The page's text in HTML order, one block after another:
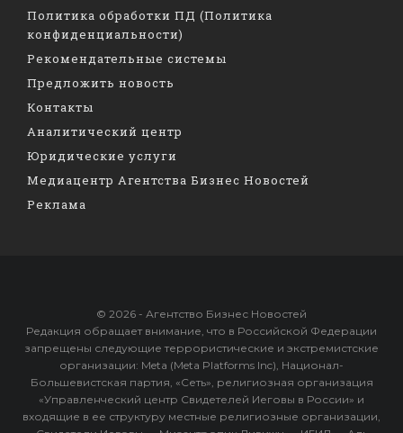
Политика обработки ПД (Политика
конфиденциальности)
Рекомендательные системы
Предложить новость
Контакты
Аналитический центр
Юридические услуги
Медиацентр Агентства Бизнес Новостей
Реклама
© 2026 - Агентство Бизнес Новостей
Редакция обращает внимание, что в Российской Федерации
запрещены следующие террористические и экстремистские
организации: Meta (Meta Platforms Inc), Национал-
Большевистская партия, «Сеть», религиозная организация
«Управленческий центр Свидетелей Иеговы в России» и
входящие в ее структуру местные религиозные организации,